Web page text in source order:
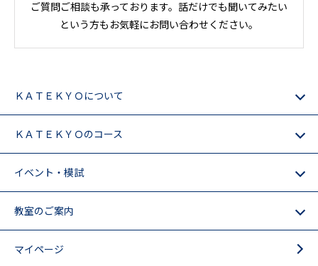
ご質問ご相談も承っております。話だけでも聞いてみたい
という方もお気軽にお問い合わせください。
ＫＡＴＥＫＹＯについて
ＫＡＴＥＫＹＯのコース
イベント・模試
教室のご案内
マイページ